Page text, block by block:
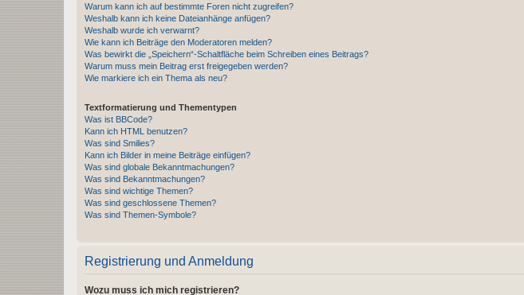
Warum kann ich auf bestimmte Foren nicht zugreifen?
Weshalb kann ich keine Dateianhänge anfügen?
Weshalb wurde ich verwarnt?
Wie kann ich Beiträge den Moderatoren melden?
Was bewirkt die „Speichern“-Schaltfläche beim Schreiben eines Beitrags?
Warum muss mein Beitrag erst freigegeben werden?
Wie markiere ich ein Thema als neu?
Textformatierung und Thementypen
Was ist BBCode?
Kann ich HTML benutzen?
Was sind Smilies?
Kann ich Bilder in meine Beiträge einfügen?
Was sind globale Bekanntmachungen?
Was sind Bekanntmachungen?
Was sind wichtige Themen?
Was sind geschlossene Themen?
Was sind Themen-Symbole?
Registrierung und Anmeldung
Wozu muss ich mich registrieren?